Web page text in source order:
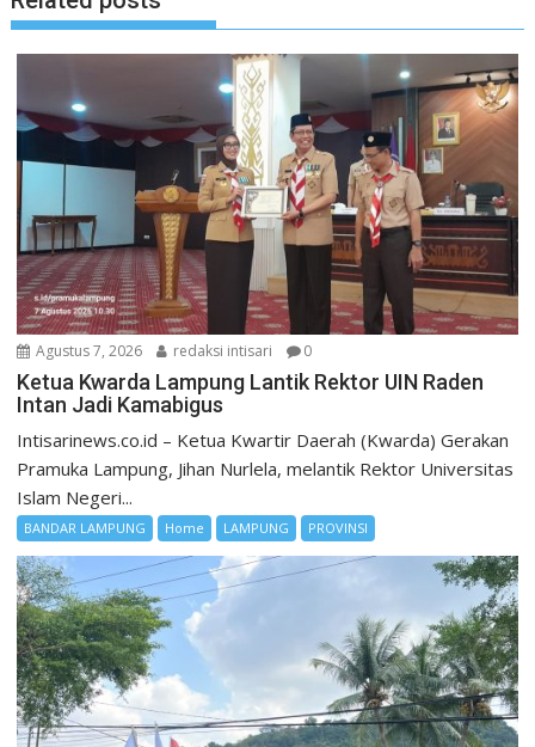
Agustus 7, 2026 redaksi intisari 0
Ketua Kwarda Lampung Lantik Rektor UIN Raden
Intan Jadi Kamabigus
Intisarinews.co.id – Ketua Kwartir Daerah (Kwarda) Gerakan
Pramuka Lampung, Jihan Nurlela, melantik Rektor Universitas
Islam Negeri...
BANDAR LAMPUNG Home LAMPUNG PROVINSI